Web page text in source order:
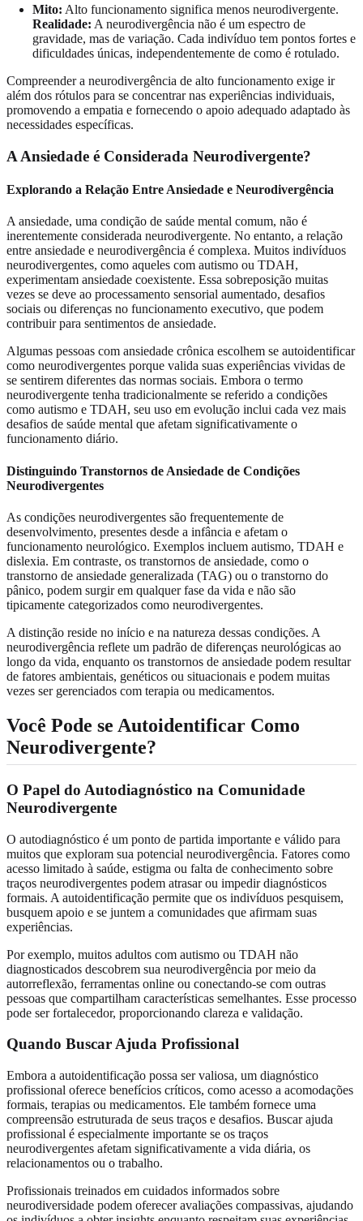
Mito: Alto funcionamento significa menos neurodivergente.
Realidade: A neurodivergência não é um espectro de
gravidade, mas de variação. Cada indivíduo tem pontos fortes e
dificuldades únicas, independentemente de como é rotulado.
Compreender a neurodivergência de alto funcionamento exige ir
além dos rótulos para se concentrar nas experiências individuais,
promovendo a empatia e fornecendo o apoio adequado adaptado às
necessidades específicas.
A Ansiedade é Considerada Neurodivergente?
Explorando a Relação Entre Ansiedade e Neurodivergência
A ansiedade, uma condição de saúde mental comum, não é
inerentemente considerada neurodivergente. No entanto, a relação
entre ansiedade e neurodivergência é complexa. Muitos indivíduos
neurodivergentes, como aqueles com autismo ou TDAH,
experimentam ansiedade coexistente. Essa sobreposição muitas
vezes se deve ao processamento sensorial aumentado, desafios
sociais ou diferenças no funcionamento executivo, que podem
contribuir para sentimentos de ansiedade.
Algumas pessoas com ansiedade crônica escolhem se autoidentificar
como neurodivergentes porque valida suas experiências vividas de
se sentirem diferentes das normas sociais. Embora o termo
neurodivergente tenha tradicionalmente se referido a condições
como autismo e TDAH, seu uso em evolução inclui cada vez mais
desafios de saúde mental que afetam significativamente o
funcionamento diário.
Distinguindo Transtornos de Ansiedade de Condições
Neurodivergentes
As condições neurodivergentes são frequentemente de
desenvolvimento, presentes desde a infância e afetam o
funcionamento neurológico. Exemplos incluem autismo, TDAH e
dislexia. Em contraste, os transtornos de ansiedade, como o
transtorno de ansiedade generalizada (TAG) ou o transtorno do
pânico, podem surgir em qualquer fase da vida e não são
tipicamente categorizados como neurodivergentes.
A distinção reside no início e na natureza dessas condições. A
neurodivergência reflete um padrão de diferenças neurológicas ao
longo da vida, enquanto os transtornos de ansiedade podem resultar
de fatores ambientais, genéticos ou situacionais e podem muitas
vezes ser gerenciados com terapia ou medicamentos.
Você Pode se Autoidentificar Como
Neurodivergente?
O Papel do Autodiagnóstico na Comunidade
Neurodivergente
O autodiagnóstico é um ponto de partida importante e válido para
muitos que exploram sua potencial neurodivergência. Fatores como
acesso limitado à saúde, estigma ou falta de conhecimento sobre
traços neurodivergentes podem atrasar ou impedir diagnósticos
formais. A autoidentificação permite que os indivíduos pesquisem,
busquem apoio e se juntem a comunidades que afirmam suas
experiências.
Por exemplo, muitos adultos com autismo ou TDAH não
diagnosticados descobrem sua neurodivergência por meio da
autorreflexão, ferramentas online ou conectando-se com outras
pessoas que compartilham características semelhantes. Esse processo
pode ser fortalecedor, proporcionando clareza e validação.
Quando Buscar Ajuda Profissional
Embora a autoidentificação possa ser valiosa, um diagnóstico
profissional oferece benefícios críticos, como acesso a acomodações
formais, terapias ou medicamentos. Ele também fornece uma
compreensão estruturada de seus traços e desafios. Buscar ajuda
profissional é especialmente importante se os traços
neurodivergentes afetam significativamente a vida diária, os
relacionamentos ou o trabalho.
Profissionais treinados em cuidados informados sobre
neurodiversidade podem oferecer avaliações compassivas, ajudando